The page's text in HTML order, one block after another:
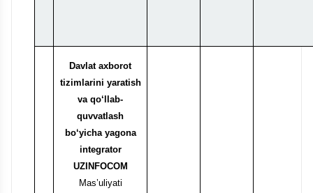
Davlat axborot
tizimlarini yaratish
va qo‘llab-
quvvatlash
bo‘yicha yagona
integrator
UZINFOCOM
Mas’uliyati